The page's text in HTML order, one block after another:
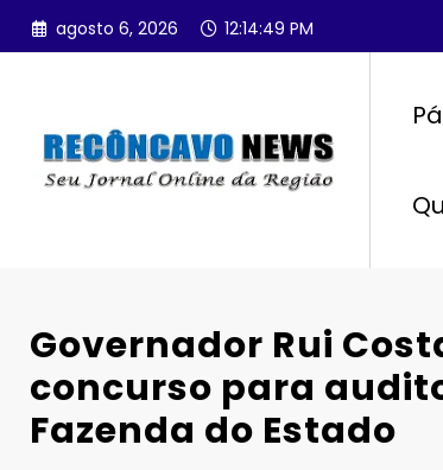
Pular
para
agosto 6, 2026 12:14:50 PM
Governador Rui
concurso para
Fazenda do Estado